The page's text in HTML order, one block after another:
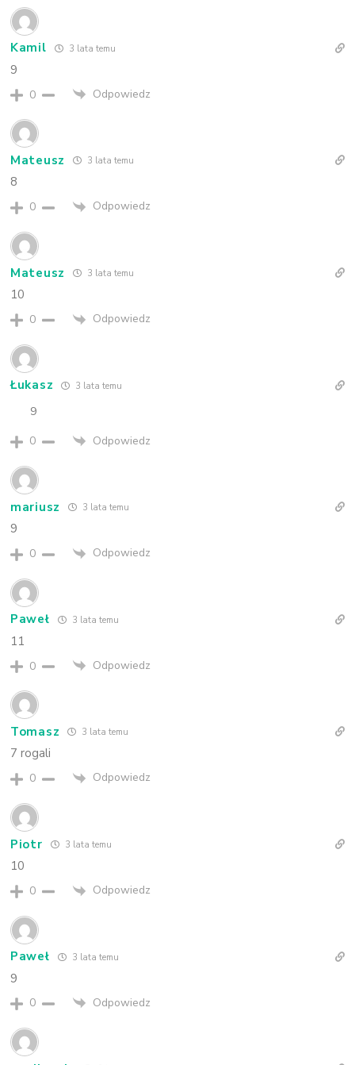
Kamil 3 lata temu
9
0 Odpowiedz
Mateusz 3 lata temu
8
0 Odpowiedz
Mateusz 3 lata temu
10
0 Odpowiedz
Łukasz 3 lata temu
9
0
Odpowiedz
mariusz 3 lata temu
9
0 Odpowiedz
Paweł 3 lata temu
11
0 Odpowiedz
Tomasz 3 lata temu
7 rogali
0 Odpowiedz
Piotr 3 lata temu
10
0 Odpowiedz
Paweł 3 lata temu
9
0 Odpowiedz